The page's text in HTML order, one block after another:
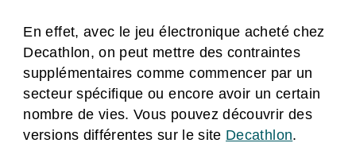
En effet, avec le jeu électronique acheté chez
Decathlon, on peut mettre des contraintes
supplémentaires comme commencer par un
secteur spécifique ou encore avoir un certain
nombre de vies. Vous pouvez découvrir des
versions différentes sur le site Decathlon.